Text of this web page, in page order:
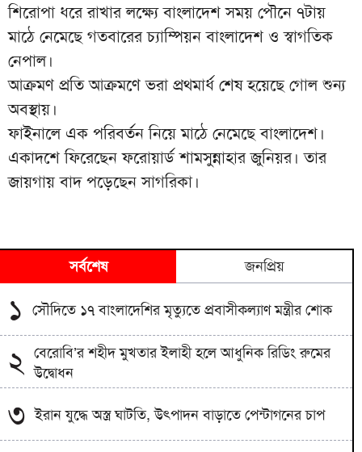
শিরোপা ধরে রাখার লক্ষ্যে বাংলাদেশ সময় পৌনে ৭টায়
মাঠে নেমেছে গতবারের চ্যাম্পিয়ন বাংলাদেশ ও স্বাগতিক
নেপাল।
আক্রমণ প্রতি আক্রমণে ভরা প্রথমার্ধ শেষ হয়েছে গোল শুন্য
অবস্থায়।
ফাইনালে এক পরিবর্তন নিয়ে মাঠে নেমেছে বাংলাদেশ।
একাদশে ফিরেছেন ফরোয়ার্ড শামসুন্নাহার জুনিয়র। তার
জায়গায় বাদ পড়েছেন সাগরিকা।
সর্বশেষ জনপ্রিয়
১ সৌদিতে ১৭ বাংলাদেশির মৃত্যুতে প্রবাসীকল্যাণ মন্ত্রীর শোক
২
বেরোবি’র শহীদ মুখতার ইলাহী হলে আধুনিক রিডিং রুমের
উদ্বোধন
৩ ইরান যুদ্ধে অস্ত্র ঘাটতি, উৎপাদন বাড়াতে পেন্টাগনের চাপ